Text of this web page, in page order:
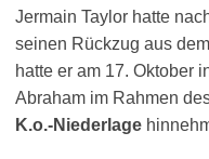
Jermain Taylor hatte
seinen Rückzug aus
hatte er am 17. Oktober
Abraham im Rahmen
K.o.-Niederlage